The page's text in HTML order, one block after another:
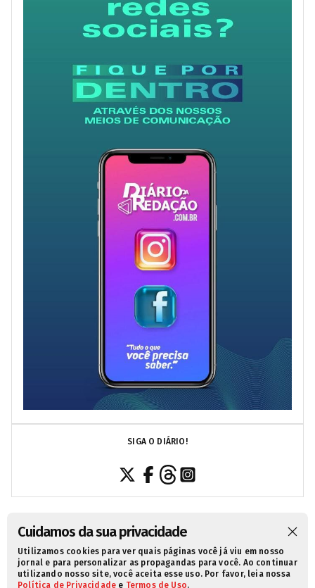
Cuidamos da sua privacidade
Utilizamos cookies para ver quais páginas você já viu em nosso
jornal e para personalizar as propagandas para você. Ao continuar
utilizando nosso site, você aceita esse uso. Por favor, leia nossa
Política de Privacidade e Termos de Uso.
SIGA O DIÁRIO!
SOBRE NÓSCONTATOPOLÍTICA DE PRIVACIDADE
TERMOS DE USO